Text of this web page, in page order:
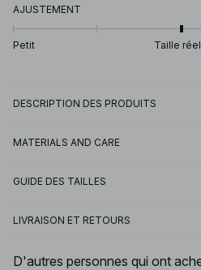
AJUSTEMENT
Petit Taille
DESCRIPTION DES PRODUITS
MATERIALS AND CARE
GUIDE DES TAILLES
LIVRAISON ET RETOURS
D'autres personnes qui ont